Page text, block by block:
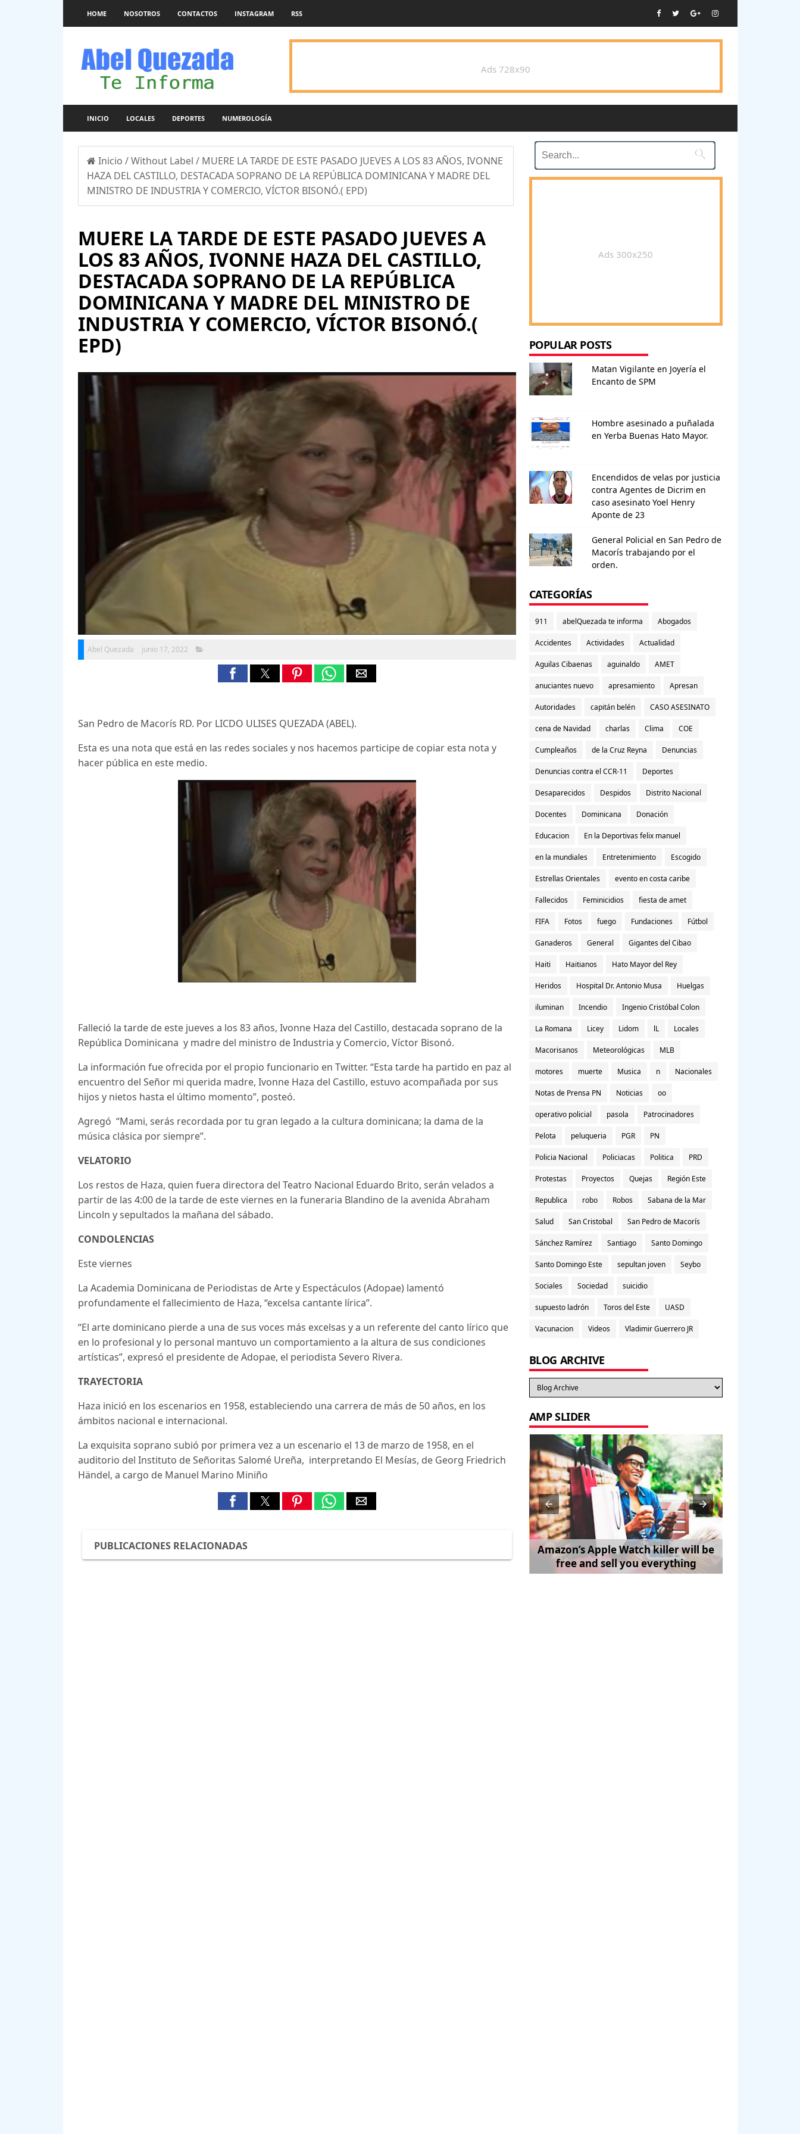
HOME NOSOTROS CONTACTOS INSTAGRAM RSS
Ads 728x90
INICIO LOCALES DEPORTES NUMEROLOGÍA
Inicio /Without Label / MUERE LA TARDE DE ESTE PASADO JUEVES A LOS 83 AÑOS, IVONNE
HAZA DEL CASTILLO, DESTACADA SOPRANO DE LA REPÚBLICA DOMINICANA Y MADRE DEL
MINISTRO DE INDUSTRIA Y COMERCIO, VÍCTOR BISONÓ.( EPD)
MUERE LA TARDE DE ESTE PASADO JUEVES A
LOS 83 AÑOS, IVONNE HAZA DEL CASTILLO,
DESTACADA SOPRANO DE LA REPÚBLICA
DOMINICANA Y MADRE DEL MINISTRO DE
INDUSTRIA Y COMERCIO, VÍCTOR BISONÓ.(
EPD)
Abel Quezada junio 17, 2022
San Pedro de Macorís RD. Por LICDO ULISES QUEZADA (ABEL).
Esta es una nota que está en las redes sociales y nos hacemos participe de copiar esta nota y
hacer pública en este medio.
Falleció la tarde de este jueves a los 83 años, Ivonne Haza del Castillo, destacada soprano de la
República Dominicana y madre del ministro de Industria y Comercio, Víctor Bisonó.
La información fue ofrecida por el propio funcionario en Twitter. “Esta tarde ha partido en paz al
encuentro del Señor mi querida madre, Ivonne Haza del Castillo, estuvo acompañada por sus
hijos y nietos hasta el último momento”, posteó.
Agregó “Mami, serás recordada por tu gran legado a la cultura dominicana; la dama de la
música clásica por siempre”.
VELATORIO
Los restos de Haza, quien fuera directora del Teatro Nacional Eduardo Brito, serán velados a
partir de las 4:00 de la tarde de este viernes en la funeraria Blandino de la avenida Abraham
Lincoln y sepultados la mañana del sábado.
CONDOLENCIAS
Este viernes
La Academia Dominicana de Periodistas de Arte y Espectáculos (Adopae) lamentó
profundamente el fallecimiento de Haza, “excelsa cantante lírica”.
“El arte dominicano pierde a una de sus voces más excelsas y a un referente del canto lírico que
en lo profesional y lo personal mantuvo un comportamiento a la altura de sus condiciones
artísticas”, expresó el presidente de Adopae, el periodista Severo Rivera.
TRAYECTORIA
Haza inició en los escenarios en 1958, estableciendo una carrera de más de 50 años, en los
ámbitos nacional e internacional.
La exquisita soprano subió por primera vez a un escenario el 13 de marzo de 1958, en el
auditorio del Instituto de Señoritas Salomé Ureña, interpretando El Mesías, de Georg Friedrich
Händel, a cargo de Manuel Marino Miniño
PUBLICACIONES RELACIONADAS

Ads 300x250
POPULAR POSTS
Matan Vigilante en Joyería el
Encanto de SPM
Hombre asesinado a puñalada
en Yerba Buenas Hato Mayor.
Encendidos de velas por justicia
contra Agentes de Dicrim en
caso asesinato Yoel Henry
Aponte de 23
General Policial en San Pedro de
Macorís trabajando por el
orden.
CATEGORÍAS
911 abelQuezada te informa Abogados
Accidentes Actividades Actualidad
Aguilas Cibaenas aguinaldo AMET
anuciantes nuevo apresamiento Apresan
Autoridades capitán belén CASO ASESINATO
cena de Navidad charlas Clima COE
Cumpleaños de la Cruz Reyna Denuncias
Denuncias contra el CCR-11 Deportes
Desaparecidos Despidos Distrito Nacional
Docentes Dominicana Donación
Educacion En la Deportivas felix manuel
en la mundiales Entretenimiento Escogido
Estrellas Orientales evento en costa caribe
Fallecidos Feminicidios fiesta de amet
FIFA Fotos fuego Fundaciones Fútbol
Ganaderos General Gigantes del Cibao
Haiti Haitianos Hato Mayor del Rey
Heridos Hospital Dr. Antonio Musa Huelgas
iluminan Incendio Ingenio Cristóbal Colon
La Romana Licey Lidom lL Locales
Macorisanos Meteorológicas MLB
motores muerte Musica n Nacionales
Notas de Prensa PN Noticias oo
operativo policial pasola Patrocinadores
Pelota peluqueria PGR PN
Policia Nacional Policiacas Politica PRD
Protestas Proyectos Quejas Región Este
Republica robo Robos Sabana de la Mar
Salud San Cristobal San Pedro de Macorís
Sánchez Ramírez Santiago Santo Domingo
Santo Domingo Este sepultan joven Seybo
Sociales Sociedad suicidio
supuesto ladrón Toros del Este UASD
Vacunacion Videos Vladimir Guerrero JR
BLOG ARCHIVE
AMP SLIDER
Amazon’s Apple Watch killer will be
free and sell you everything
Birthday Party